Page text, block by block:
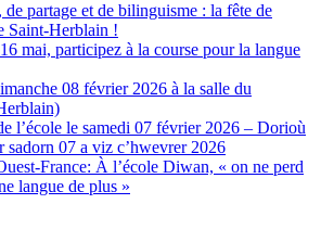
de partage et de bilinguisme : la fête de
Saint-Herblain !
mai, participez à la course pour la langue
08 février 2026 à la salle du
l’école le samedi 07 février 2026 – Dorioù
sadorn 07 a viz c’hwevrer 2026
France: À l’école Diwan, « on ne perd
langue de plus »